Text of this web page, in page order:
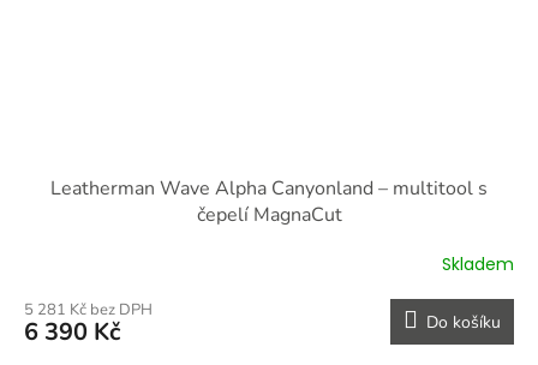
Leatherman Wave Alpha Canyonland – multitool s
čepelí MagnaCut
Skladem
5 281 Kč bez DPH
6 390 Kč Do košíku